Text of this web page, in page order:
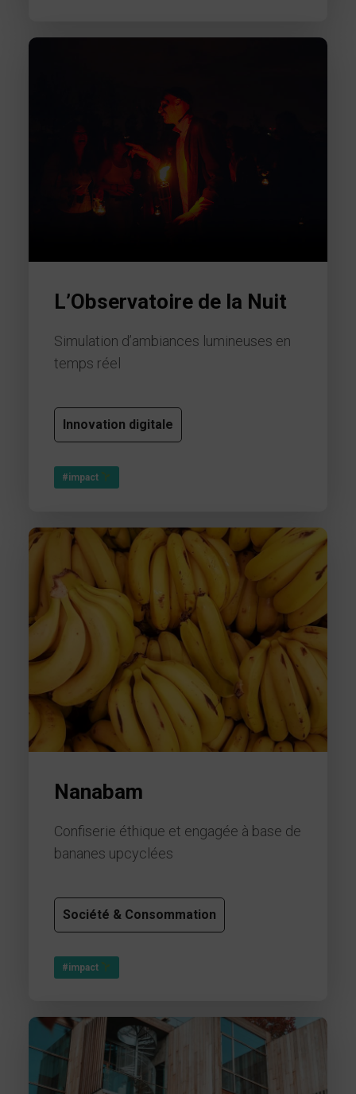
L’Observatoire de la Nuit
Simulation d’ambiances lumineuses en
temps réel
Innovation digitale
#impact
Nanabam
Confiserie éthique et engagée à base de
bananes upcyclées
Société & Consommation
#impact